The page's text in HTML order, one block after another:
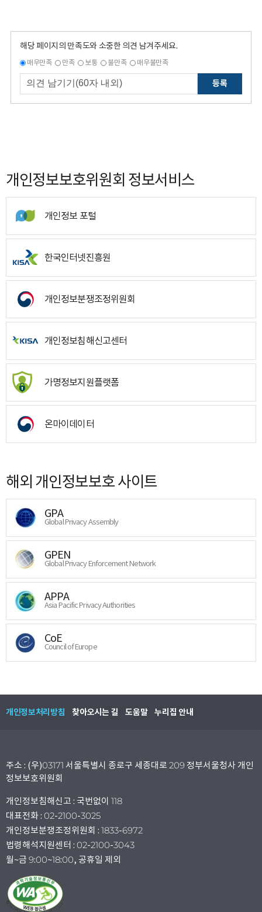
해당 페이지의 만족도와 소중한 의견 남겨주세요.
매우만족 만족 보통 불만족 매우불만족
등록
개인정보보호위원회 정보서비스
개인정보 포털
한국인터넷진흥원
개인정보분쟁조정위원회
개인정보침해신고센터
가명정보지원플랫폼
온마이데이터
해외 개인정보보호 사이트
GPA
Global Privacy Assembly
GPEN
Global Privacy Enforcement Network
APPA
Asia Pacific Privacy Authorities
CoE
Council of Europe
개인정보처리방침 찾아오시는 길 도움말 누리집 안내
주소 : (우)03171 서울특별시 종로구 세종대로 209 정부서울청사 개인
정보보호위원회
개인정보침해신고 : 국번없이 118
대표전화 : 02-2100-3025
개인정보분쟁조정위원회 : 1833-6972
법령해석지원센터 : 02-2100-3043
월~금 9:00~18:00, 공휴일 제외